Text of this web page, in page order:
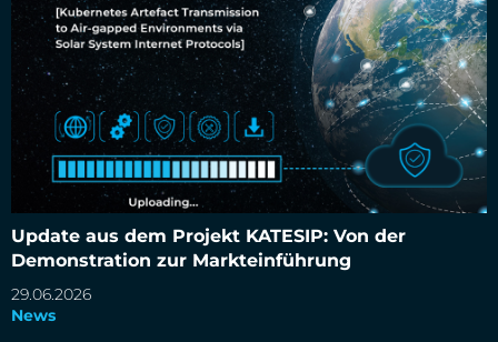
Update aus dem Projekt KATESIP: Von der
Demonstration zur Markteinführung
29.06.2026
News
Update aus dem Projekt KATESIP: Von der Demonstration